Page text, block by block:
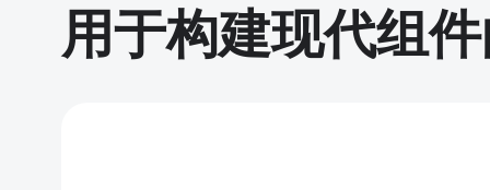
用于构建现代组